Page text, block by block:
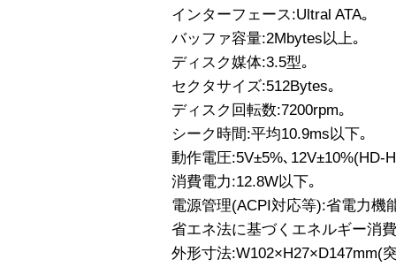
インターフェース:Ultral ATA｡
バッファ容量:2Mbytes以上｡
ディスク媒体:3.5型｡
セクタサイズ:512Bytes｡
ディスク回転数:7200rpm｡
シーク時間:平均10.9ms以下｡
動作電圧:5V±5%､12V±10%(HD-
消費電力:12.8W以下｡
電源管理(ACPI対応等):省電力機
省エネ法に基づくエネルギー消
外形寸法:W102×H27×D147mm(